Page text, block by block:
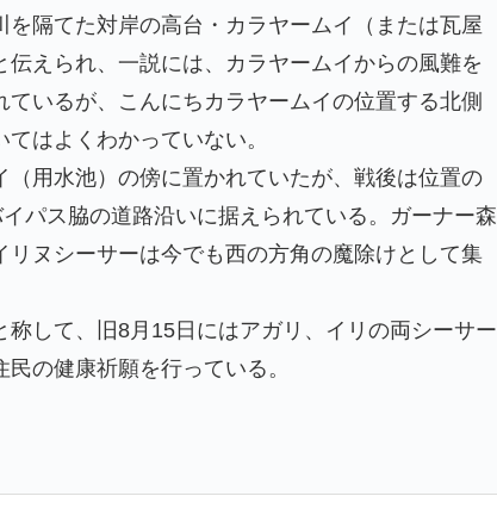
隔てた対岸の高台・カラヤームイ（または瓦屋
えられ、一説には、カラヤームイからの風難を
いるが、こんにちカラヤームイの位置する北側
はよくわかっていない。
用水池）の傍に置かれていたが、戦後は位置の
パス脇の道路沿いに据えられている。ガーナー森
ヌシーサーは今でも西の方角の魔除けとして集
して、旧8月15日にはアガリ、イリの両シーサー
の健康祈願を行っている。